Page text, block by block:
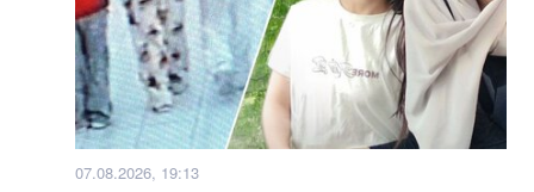
07.08.2026, 19:13